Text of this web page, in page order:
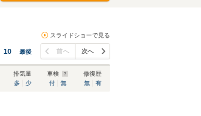
スライドショーで見る
10 最後 前へ 次へ
排気量
多
少
車検
付
無
修復歴
無
有